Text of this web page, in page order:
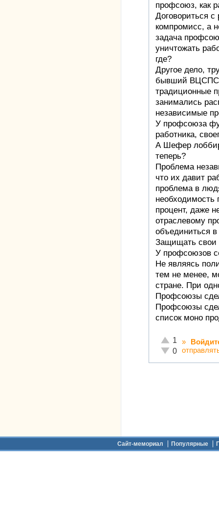
профсоюз, как
Договориться с
компромисс, а
задача
уничтожать
где?
Другое дело,
бывший
традиционные
занимались
независимые
У профсоюза
работника,
А Шефер
теперь?
Проблема
что их давит
проблема в
необходимость
процент, даже
отраслевому
объединиться
Защищать свои
У профсоюзов
Не являясь
тем не менее,
стране. При
Профсоюзы
Профсоюзы
список моно
Отлично!
1
Неадекватно!
0
»
Сайт-мемориал Популярные